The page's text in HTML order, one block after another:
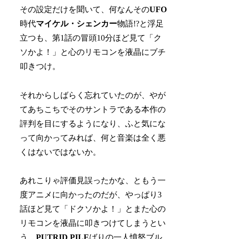
その設定だけを聞いて、何なんそのUFO
時代マイケル・シェンカー物語!?と浮足
立つも、第1話の冒頭10分ほど見て「ク
ソかよ！」と心のリモコンを液晶にブチ
叩きつけ。
それからしばらく忘れていたのが、やが
てあちこちでそのサントラである本作の
評判を目にするようになり、ふと気にな
って向かってみれば、何と音楽は全く悪
くはないではないか。
あれこりゃ評価見誤ったかな、ともう一
度アニメに向かったのだが、やっぱり3
話ほど見て「ドクソかよ！」とまた心の
リモコンを液晶に叩きつけてしまうとい